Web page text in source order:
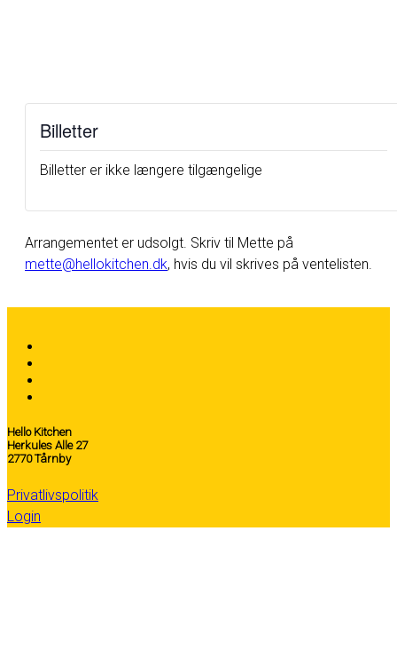
Billetter
Billetter er ikke længere tilgængelige
Arrangementet er udsolgt. Skriv til Mette på
mette@hellokitchen.dk, hvis du vil skrives på ventelisten.
Hello Kitchen
Herkules Alle 27
2770 Tårnby
Privatlivspolitik
Login